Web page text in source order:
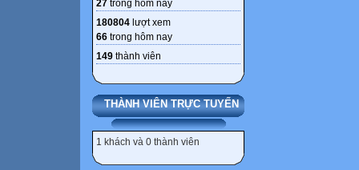
27 trong hôm nay
180804 lượt xem
66 trong hôm nay
149 thành viên
THÀNH VIÊN TRỰC TUYẾN
1 khách và 0 thành viên